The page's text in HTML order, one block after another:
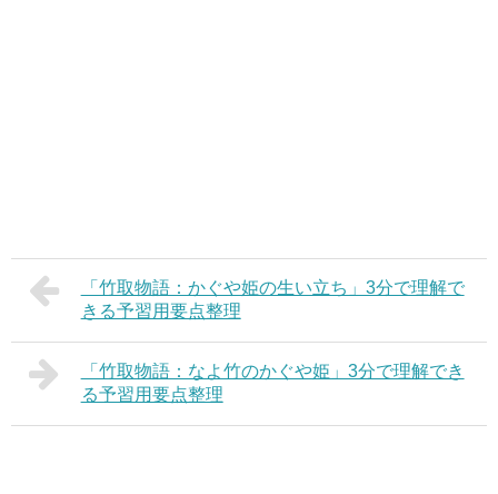
「竹取物語：かぐや姫の生い立ち」3分で理解で
きる予習用要点整理
「竹取物語：なよ竹のかぐや姫」3分で理解でき
る予習用要点整理